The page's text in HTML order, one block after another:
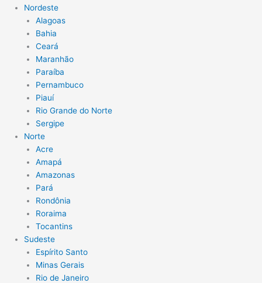
Nordeste
Alagoas
Bahia
Ceará
Maranhão
Paraíba
Pernambuco
Piauí
Rio Grande do Norte
Sergipe
Norte
Acre
Amapá
Amazonas
Pará
Rondônia
Roraima
Tocantins
Sudeste
Espírito Santo
Minas Gerais
Rio de Janeiro